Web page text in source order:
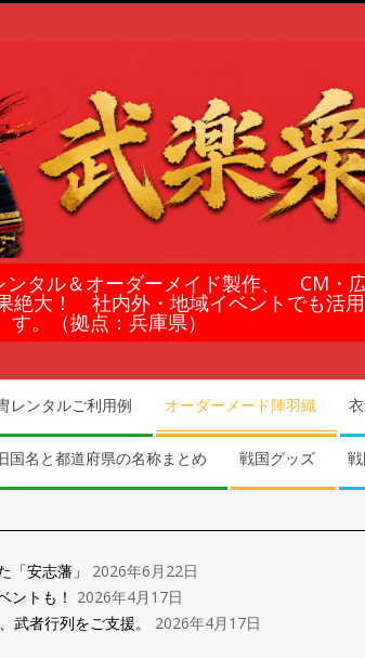
ンタル＆オーダーメイド製作、 CM・
絶大！ 社内外・地域イベントでも活
す。（拠点：兵庫県）
レンタルご利用例 オーダーメード陣羽織
旧国名と都道府県の名称まとめ 戦国グッズ
「安志藩」
2026年6月22日
ントも！ 2026年4月17日
武者行列をご支援。
2026年4月17日